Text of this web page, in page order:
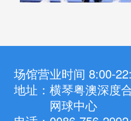
场馆营业时间 8:00-
地址： 横琴粤澳深度
网球中心